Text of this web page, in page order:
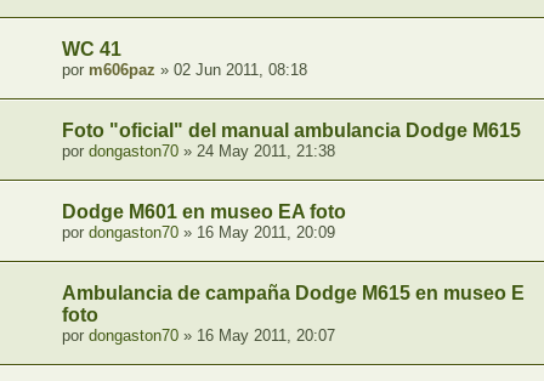
WC 41
por m606paz » 02 Jun 2011, 08:18
Foto "oficial" del manual ambulancia Dodge M615
por dongaston70 » 24 May 2011, 21:38
Dodge M601 en museo EA foto
por dongaston70 » 16 May 2011, 20:09
Ambulancia de campaña Dodge M615 en museo EA
foto
por dongaston70 » 16 May 2011, 20:07